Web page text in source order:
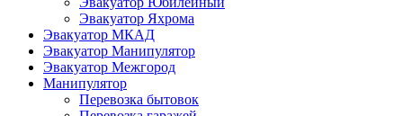
Эвакуатор Яхрома
Эвакуатор МКАД
Эвакуатор Манипулятор
Эвакуатор Межгород
Манипулятор
Перевозка бытовок